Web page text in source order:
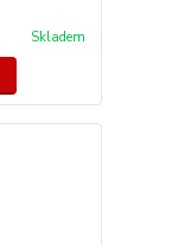
Skladem